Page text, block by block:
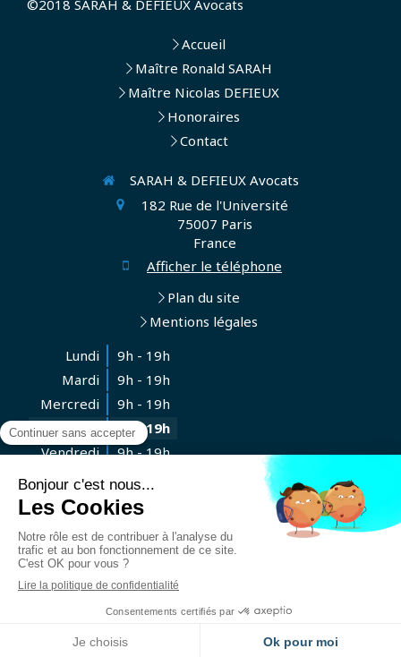
©2018 SARAH & DEFIEUX Avocats
Accueil
Maître Ronald SARAH
Maître Nicolas DEFIEUX
Honoraires
Contact
SARAH & DEFIEUX Avocats
182 Rue de l'Université
75007 Paris
France
Afficher le téléphone
Plan du site
Mentions légales
Lundi
9h - 19h
Mardi
9h - 19h
Mercredi
9h - 19h
Jeudi
9h - 19h
Vendredi
9h - 19h
Samedi
Dimanche
Fermé
Contacter le Cabinet
Création et référencement du site par Simplébo
Site créé grâce àPRAEFERENTIA